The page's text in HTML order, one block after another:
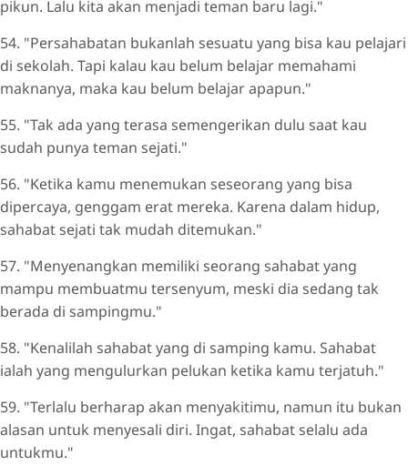
pikun. Lalu kita akan menjadi teman baru lagi."
54. "Persahabatan bukanlah sesuatu yang bisa kau pelajari
di sekolah. Tapi kalau kau belum belajar memahami
maknanya, maka kau belum belajar apapun."
55. "Tak ada yang terasa semengerikan dulu saat kau
sudah punya teman sejati."
56. "Ketika kamu menemukan seseorang yang bisa
dipercaya, genggam erat mereka. Karena dalam hidup,
sahabat sejati tak mudah ditemukan."
57. "Menyenangkan memiliki seorang sahabat yang
mampu membuatmu tersenyum, meski dia sedang tak
berada di sampingmu."
58. "Kenalilah sahabat yang di samping kamu. Sahabat
ialah yang mengulurkan pelukan ketika kamu terjatuh."
59. "Terlalu berharap akan menyakitimu, namun itu bukan
alasan untuk menyesali diri. Ingat, sahabat selalu ada
untukmu."